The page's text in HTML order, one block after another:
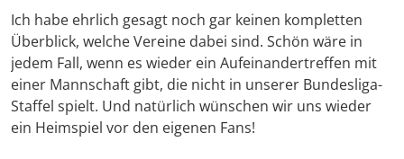
Ich habe ehrlich gesagt noch gar keinen kompletten
Überblick, welche Vereine dabei sind. Schön wäre in
jedem Fall, wenn es wieder ein Aufeinandertreffen mit
einer Mannschaft gibt, die nicht in unserer Bundesliga-
Staffel spielt. Und natürlich wünschen wir uns wieder
ein Heimspiel vor den eigenen Fans!